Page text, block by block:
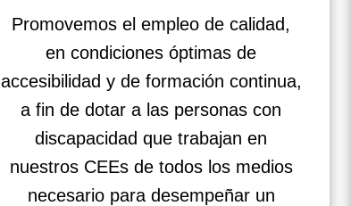
Promovemos el empleo de calidad,
en condiciones óptimas de
accesibilidad y de formación continua,
a fin de dotar a las personas con
discapacidad que trabajan en
nuestros CEEs de todos los medios
necesario para desempeñar un